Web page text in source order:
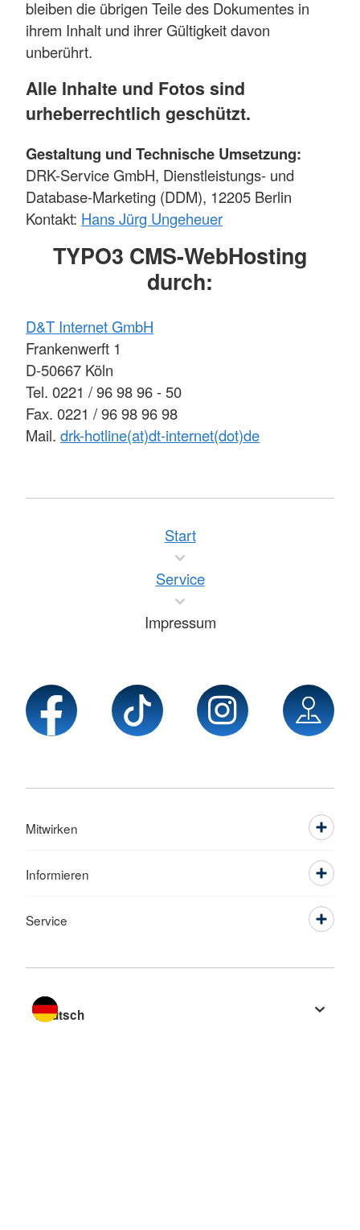
bleiben die übrigen Teile des Dokumentes in
ihrem Inhalt und ihrer Gültigkeit davon
unberührt.
Alle Inhalte und Fotos sind
urheberrechtlich geschützt.
Gestaltung und Technische Umsetzung:
DRK-Service GmbH, Dienstleistungs- und
Database-Marketing (DDM), 12205 Berlin
Kontakt: Hans Jürg Ungeheuer
TYPO3 CMS-WebHosting
durch:
D&T Internet GmbH
Frankenwerft 1
D-50667 Köln
Tel. 0221 / 96 98 96 - 50
Fax. 0221 / 96 98 96 98
Mail. drk-hotline(at)dt-internet(dot)de
Start
Service
Impressum
Mitwirken
Informieren
Service
Sprache wechseln zu